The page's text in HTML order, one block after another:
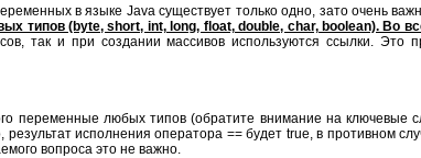
в языке Java существует только одно, зато очень
типов (byte, short, int, long, float, double, char, boolean). Во
так и при создании массивов используются ссылки.
переменные любых типов (обратите внимание на ключевые
исполнения оператора == будет true, в противном
вопроса это не важно.